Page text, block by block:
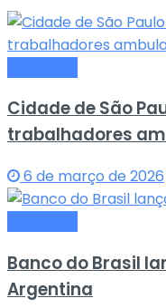
Cidade de São
trabalhadores
6 de março de 2026
Banco do Brasil
Argentina